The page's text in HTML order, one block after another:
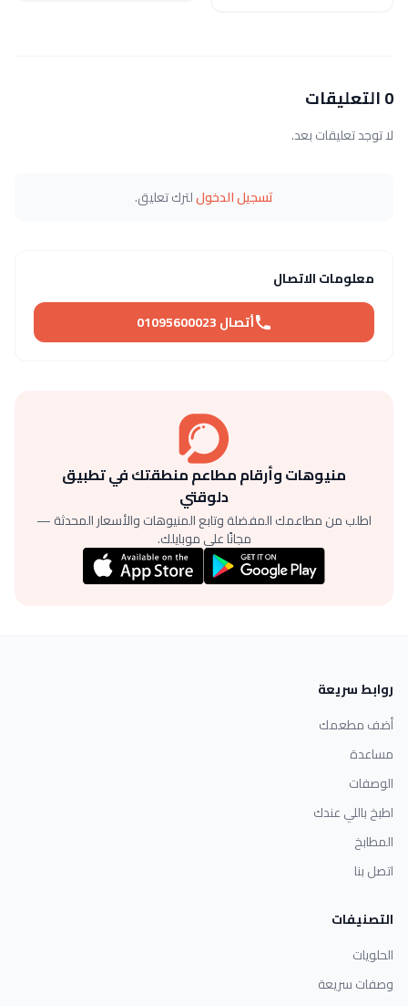
0 التعليقات
لا توجد تعليقات بعد.
تسجيل الدخوللترك تعليق.
معلومات الاتصال
أتصال 01095600023
منيوهات وأرقام مطاعم منطقتك في تطبيق
دلوقتي
اطلب من مطاعمك المفضلة وتابع المنيوهات والأسعار المحدثة —
مجانًا على موبايلك.
روابط سريعة
أضف مطعمك
مساعدة
الوصفات
اطبخ باللي عندك
المطابخ
اتصل بنا
التصنيفات
الحلويات
وصفات سريعة